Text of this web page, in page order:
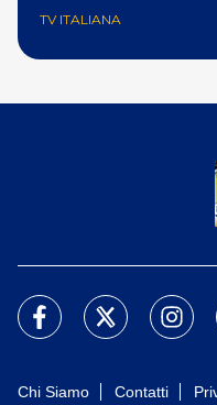
TV ITALIANA
Chi Siamo Contatti